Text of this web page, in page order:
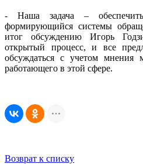
- Наша задача – обеспечить
формирующийся системы
итог обсуждению Игорь
открытый процесс, и все
обсуждаться с учетом мнения
работающего в этой сфере.
Возврат к списку